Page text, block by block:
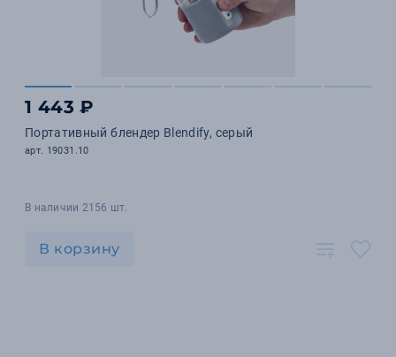
1 443 ₽
Портативный блендер Blendify, серый
арт. 19031.10
В наличии 2156 шт.
В корзину